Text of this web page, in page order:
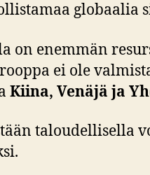
globaalia
on enemmän
ei ole
Kiina, Venäjä ja
taloudellisella